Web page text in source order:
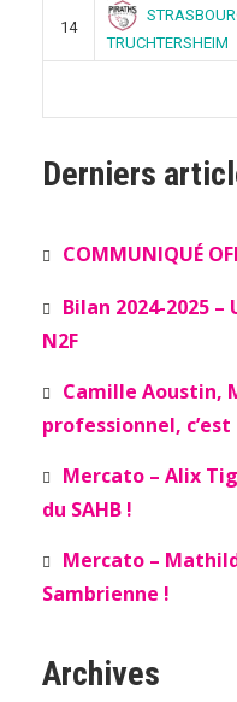
14
TRUCHTERSHEIM
Derniers
COMMUNIQUÉ
Bilan 2024-2025
N2F
Camille Aoustin,
professionnel,
Mercato – Alix
du SAHB !
Mercato –
Sambrienne !
Archives